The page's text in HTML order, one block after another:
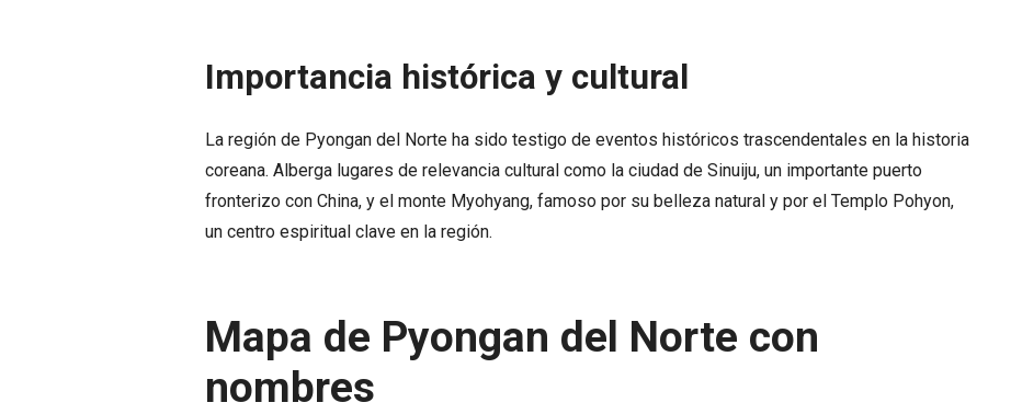
Importancia histórica y cultural
La región de Pyongan del Norte ha sido testigo de eventos históricos trascendentales en la historia
coreana. Alberga lugares de relevancia cultural como la ciudad de Sinuiju, un importante puerto
fronterizo con China, y el monte Myohyang, famoso por su belleza natural y por el Templo Pohyon,
un centro espiritual clave en la región.
Mapa de Pyongan del Norte con
nombres